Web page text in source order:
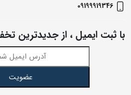
09199919346
با ثبت ایمیل ، از جدید‌ترین
عضویت